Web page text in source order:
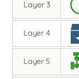
Layer 3
Layer 4
Layer 5